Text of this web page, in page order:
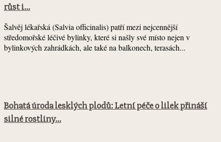
růst i...
Šalvěj lékařská (Salvia officinalis) patří mezi nejcennější
středomořské léčivé bylinky, které si našly své místo nejen v
bylinkových zahrádkách, ale také na balkonech, terasách...
Bohatá úroda lesklých plodů: Letní péče o lilek přináší
silné rostliny...